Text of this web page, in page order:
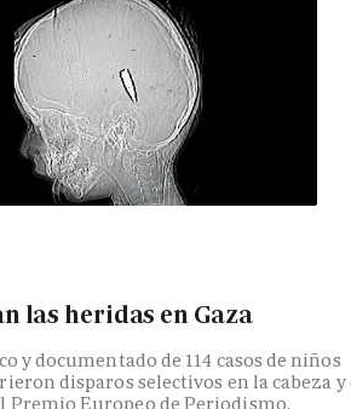
las heridas en Gaza
y documentado de 114 casos de niños
disparos selectivos en la cabeza y
Premio Europeo de Periodismo.